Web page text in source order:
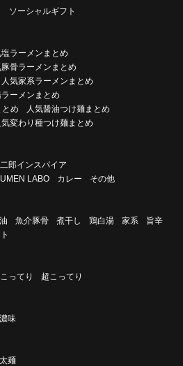
ソーシャルギフト
塩ラーメンまとめ
豚骨ラーメンまとめ
人気家系ラーメンまとめ
ーメンまとめ
め
人気醤油つけ麺まとめ
気変わり種つけ麺まとめ
二郎インスパイア
LABO カレー その他
魚介豚骨 煮干し 鶏白湯 家系
旨辛
こってり 超こってり
味
麺